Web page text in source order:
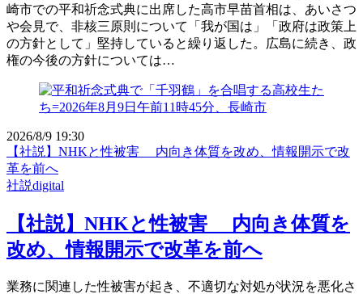
崎市での平和祈念式典に出席した高市早苗首相は、あいさつ
や会見で、非核三原則について「我が国は」「政府は政策上
の方針として」堅持していると繰り返した。広島に続き、政
権の今後の方針については…
2026/8/9 19:30
【社説】NHKと性被害 内向き体質を改め、情報開示で改
革を前へ
社説digital
【社説】NHKと性被害 内向き体質を
改め、情報開示で改革を前へ
業務に関連した性被害が起き、不適切な対処が状況を悪化さ